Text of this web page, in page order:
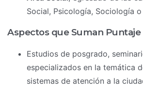
Social, Psicología, Sociología
Aspectos que Suman Puntaje
Estudios de posgrado,
especializados en la temática
sistemas de atención a la